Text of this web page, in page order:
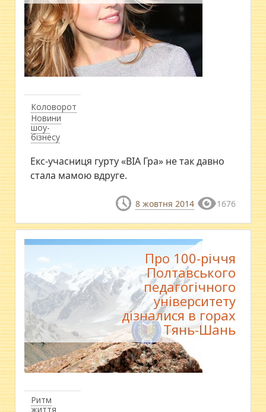
Коловорот
Новини
шоу-
бізнесу
​Екс-учасниця гурту «ВІА Гра» не так давно
стала мамою вдруге.
8 жовтня 2014 1676
Ритм
життя
Про 100-річчя
Полтавського
педагогічного
університету
дізналися в горах
Тянь-Шань